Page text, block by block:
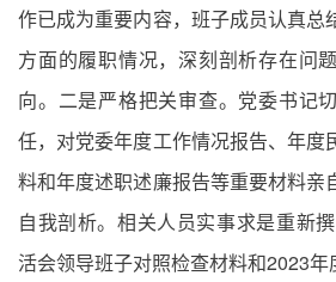
作已成为重要内容，班子成员认真总
方面的履职情况，深刻剖析存在问
向。二是严格把关审查。党委书记
任，对党委年度工作情况报告、年度
料和年度述职述廉报告等重要材料亲
自我剖析。相关人员实事求是重新
活会领导班子对照检查材料和2023年